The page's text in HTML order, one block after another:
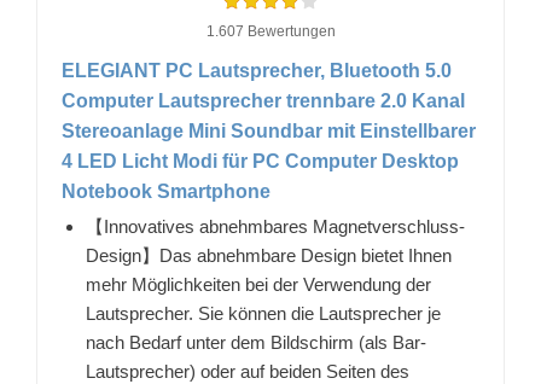
1.607 Bewertungen
ELEGIANT PC Lautsprecher, Bluetooth 5.0
Computer Lautsprecher trennbare 2.0 Kanal
Stereoanlage Mini Soundbar mit Einstellbarer
4 LED Licht Modi für PC Computer Desktop
Notebook Smartphone
【Innovatives abnehmbares Magnetverschluss-
Design】Das abnehmbare Design bietet Ihnen
mehr Möglichkeiten bei der Verwendung der
Lautsprecher. Sie können die Lautsprecher je
nach Bedarf unter dem Bildschirm (als Bar-
Lautsprecher) oder auf beiden Seiten des